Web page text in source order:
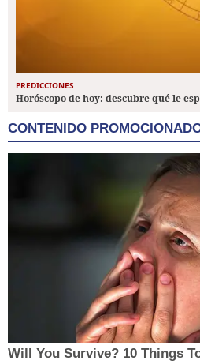
PREDICCIONES
Horóscopo de hoy: descubre qué le
CONTENIDO
Will You Survive? 10 Things